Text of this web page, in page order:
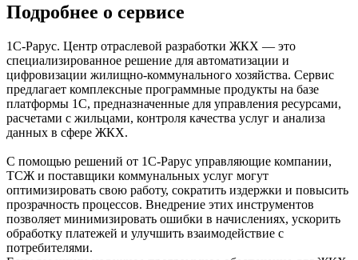
Подробнее о сервисе
1С-Рарус. Центр отраслевой разработки ЖКХ — это
специализированное решение для автоматизации и
цифровизации жилищно-коммунального хозяйства. Сервис
предлагает комплексные программные продукты на базе
платформы 1С, предназначенные для управления ресурсами,
расчетами с жильцами, контроля качества услуг и анализа
данных в сфере ЖКХ.
С помощью решений от 1С-Рарус управляющие компании,
ТСЖ и поставщики коммунальных услуг могут
оптимизировать свою работу, сократить издержки и повысить
прозрачность процессов. Внедрение этих инструментов
позволяет минимизировать ошибки в начислениях, ускорить
обработку платежей и улучшить взаимодействие с
потребителями.